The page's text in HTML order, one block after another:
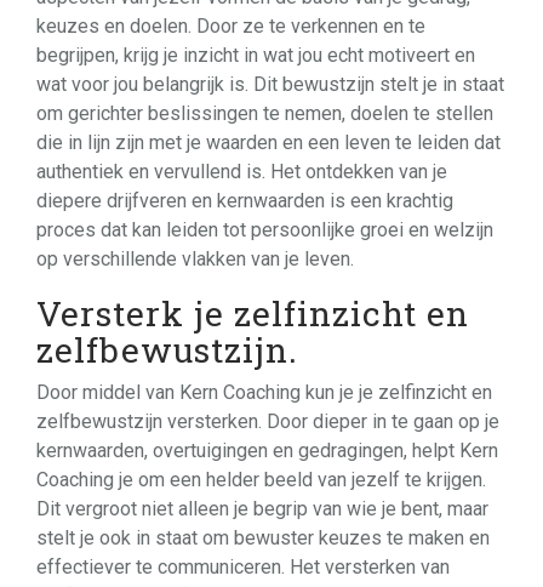
keuzes en doelen. Door ze te verkennen en te
begrijpen, krijg je inzicht in wat jou echt motiveert en
wat voor jou belangrijk is. Dit bewustzijn stelt je in staat
om gerichter beslissingen te nemen, doelen te stellen
die in lijn zijn met je waarden en een leven te leiden dat
authentiek en vervullend is. Het ontdekken van je
diepere drijfveren en kernwaarden is een krachtig
proces dat kan leiden tot persoonlijke groei en welzijn
op verschillende vlakken van je leven.
Versterk je zelfinzicht en
zelfbewustzijn.
Door middel van Kern Coaching kun je je zelfinzicht en
zelfbewustzijn versterken. Door dieper in te gaan op je
kernwaarden, overtuigingen en gedragingen, helpt Kern
Coaching je om een helder beeld van jezelf te krijgen.
Dit vergroot niet alleen je begrip van wie je bent, maar
stelt je ook in staat om bewuster keuzes te maken en
effectiever te communiceren. Het versterken van